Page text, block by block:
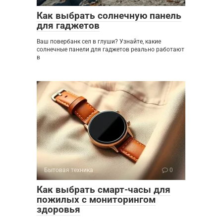
Как выбрать солнечную панель
для гаджетов
Ваш повербанк сел в глуши? Узнайте, какие
солнечные панели для гаджетов реально работают
в
Бытовая техника 0
Как выбрать смарт-часы для
пожилых с мониторингом
здоровья